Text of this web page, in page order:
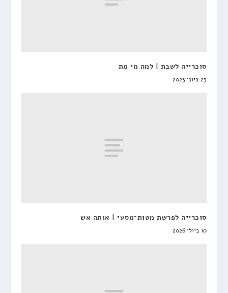
סוכרייה לשבת | למה מי מת
23 ביוני 2023
סוכרייה לפרשת מטות־מסעי | אותה אש
10 ביולי 2026